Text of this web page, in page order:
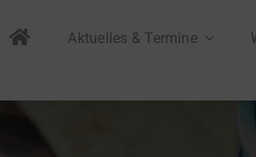
Aktuelles & Termine